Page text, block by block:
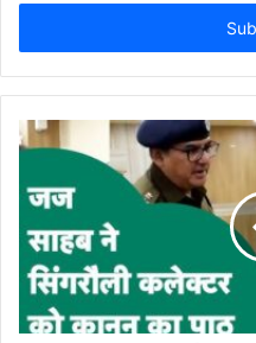
t
r
y
u
r
m
a